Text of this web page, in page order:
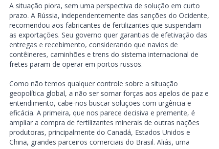
A situação piora, sem uma perspectiva de solução em curto
prazo. A Rússia, independentemente das sanções do Ocidente,
recomendou aos fabricantes de fertilizantes que suspendam
as exportações. Seu governo quer garantias de efetivação das
entregas e recebimento, considerando que navios de
contêineres, caminhões e trens do sistema internacional de
fretes param de operar em portos russos.
Como não temos qualquer controle sobre a situação
geopolítica global, a não ser somar forças aos apelos de paz e
entendimento, cabe-nos buscar soluções com urgência e
eficácia. A primeira, que nos parece decisiva e premente, é
ampliar a compra de fertilizantes minerais de outras nações
produtoras, principalmente do Canadá, Estados Unidos e
China, grandes parceiros comerciais do Brasil. Aliás, uma